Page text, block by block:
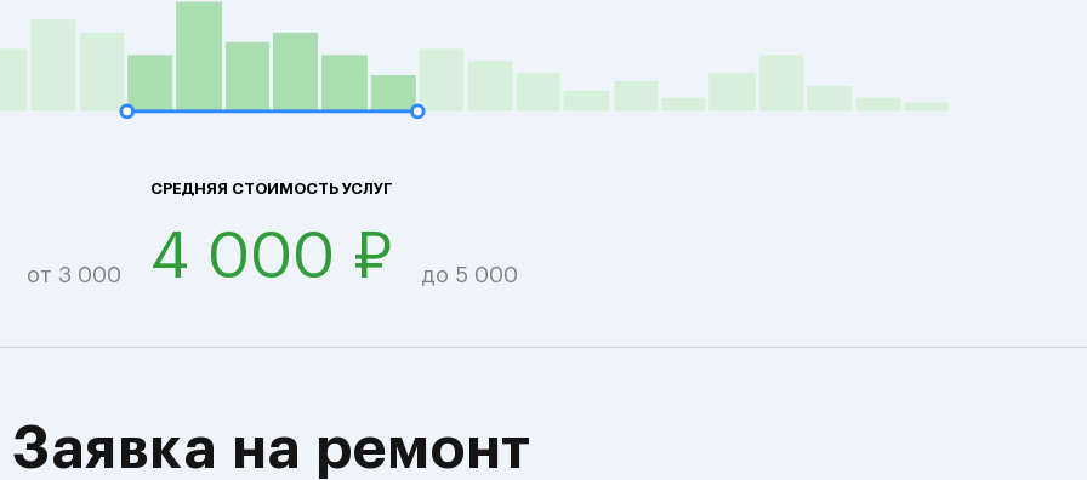
СРЕДНЯЯ СТОИМОСТЬ УСЛУГ
от 3 000 4 000 ₽ до 5 000
Заявка на ремонт